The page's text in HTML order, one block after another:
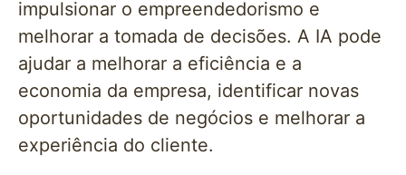
impulsionar o empreendedorismo e
melhorar a tomada de decisões. A IA pode
ajudar a melhorar a eficiência e a
economia da empresa, identificar novas
oportunidades de negócios e melhorar a
experiência do cliente.